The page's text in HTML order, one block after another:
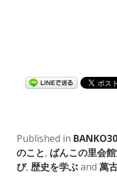
Published in
のこと, ばんこの里会
び, 歴史を学ぶand 萬